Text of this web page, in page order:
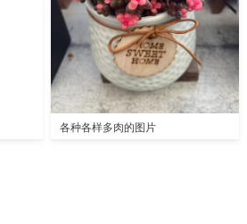
各种各样多肉的图片